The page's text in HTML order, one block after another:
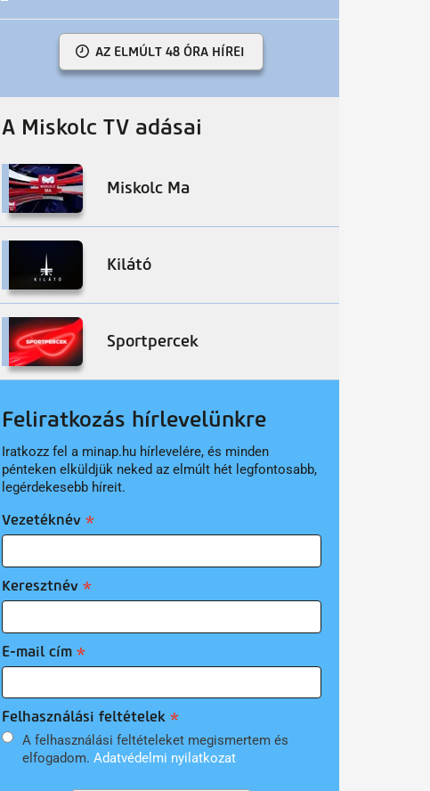
AZ ELMÚLT 48 ÓRA HÍREI
A Miskolc TV adásai
Miskolc Ma
Kilátó
Sportpercek
Feliratkozás hírlevelünkre
Iratkozz fel a minap.hu hírlevelére, és minden
pénteken elküldjük neked az elmúlt hét legfontosabb,
legérdekesebb híreit.
Vezetéknév
Keresztnév
E-mail cím
Felhasználási feltételek
A felhasználási feltételeket megismertem és
elfogadom. Adatvédelmi nyilatkozat